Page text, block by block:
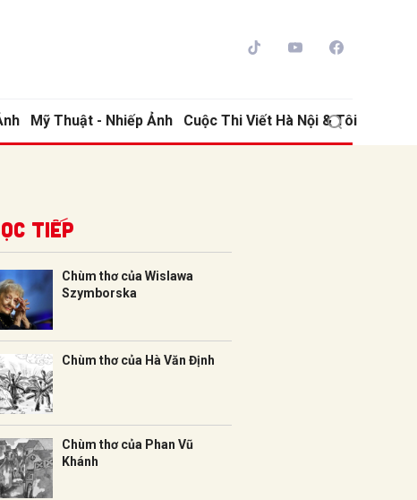
Mỹ Thuật - Nhiếp Ảnh Cuộc Thi Viết Hà Nội & Tôi
tiếp
Chùm thơ của Wislawa
Szymborska
Chùm thơ của Hà Văn Định
Chùm thơ của Phan Vũ
Khánh
Gửi